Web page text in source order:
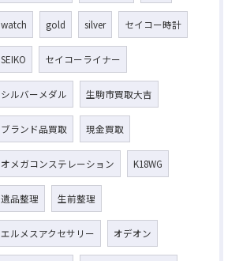
watch gold silver セイコー時計
SEIKO セイコーライナー
シルバーメダル 生駒市買取大吉
ブランド品買取 現金買取
オメガコンステレーション K18WG
遺品整理 生前整理
エルメスアクセサリー オデオン